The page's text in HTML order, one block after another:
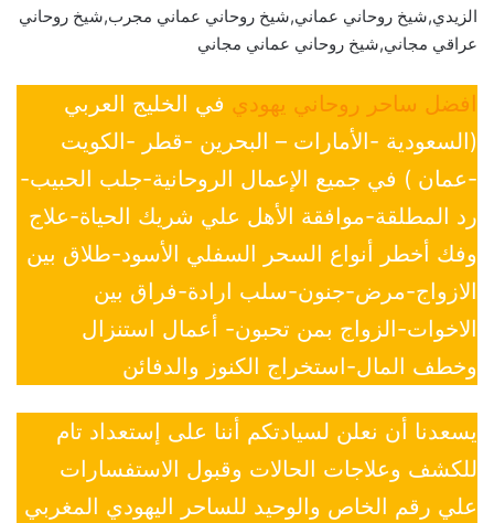
الزيدي,شيخ روحاني عماني,شيخ روحاني عماني مجرب,شيخ روحاني
عراقي مجاني,شيخ روحاني عماني مجاني
افضل ساحر روحاني يهودي في الخليج العربي
(السعودية -الأمارات – البحرين -قطر -الكويت
-عمان ) في جميع الإعمال الروحانية-جلب الحبيب-
رد المطلقة-موافقة الأهل علي شريك الحياة-علاج
وفك أخطر أنواع السحر السفلي الأسود-طلاق بين
الازواج-مرض-جنون-سلب ارادة-فراق بين
الاخوات-الزواج بمن تحبون- أعمال استنزال
وخطف المال-استخراج الكنوز والدفائن
يسعدنا أن نعلن لسيادتكم أننا على إستعداد تام
للكشف وعلاجات الحالات وقبول الاستفسارات
علي رقم الخاص والوحيد للساحر اليهودي المغربي